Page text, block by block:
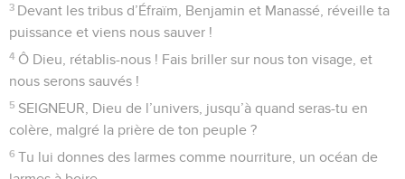
3 Devant les tribus d’Éfraïm, Benjamin et Manassé, réveille ta
puissance et viens nous sauver !
4 Ô Dieu, rétablis-nous ! Fais briller sur nous ton visage, et
nous serons sauvés !
5 SEIGNEUR, Dieu de l’univers, jusqu’à quand seras-tu en
colère, malgré la prière de ton peuple ?
6 Tu lui donnes des larmes comme nourriture, un océan de